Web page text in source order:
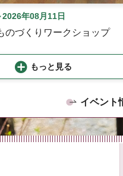
年08月11日
のづくりワークショップ
もっと見る
イベント